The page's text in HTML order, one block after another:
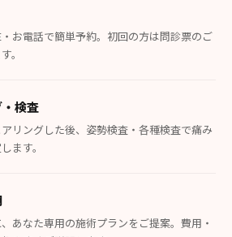
お電話で簡単予約。初回の方は問診票のご
。
検査
リングした後、姿勢検査・各種検査で痛み
ます。
あなた専用の施術プランをご提案。費用・